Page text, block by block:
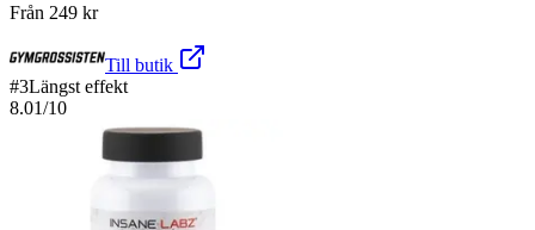
Från 249 kr
Till butik
#3Längst effekt
8.01/10